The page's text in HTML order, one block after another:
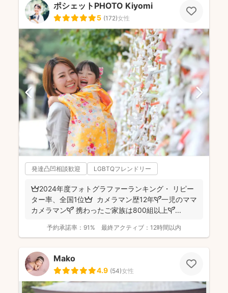
ポシェットPHOTO Kiyomi
5 (172)女性
発達凸凹相談歓迎 LGBTQフレンドリー
👑2024年度フォトグラファーランキング・ リピー
ター率、全国1位👑 カメラマン歴12年🌱一児のママ
カメラマン🌱 携わったご家族は800組以上🌱...
予約承諾率： 91% 最終アクティブ： 12時間以内
Mako
4.9 (54)女性